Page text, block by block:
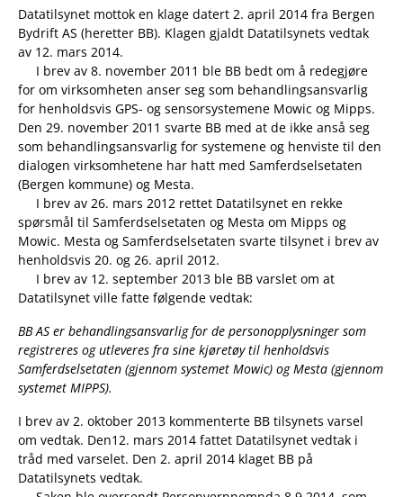
Datatilsynet mottok en klage datert 2. april 2014 fra Bergen
Bydrift AS (heretter BB). Klagen gjaldt Datatilsynets vedtak
av 12. mars 2014.
I brev av 8. november 2011 ble BB bedt om å redegjøre
for om virksomheten anser seg som behandlingsansvarlig
for henholdsvis GPS- og sensorsystemene Mowic og Mipps.
Den 29. november 2011 svarte BB med at de ikke anså seg
som behandlingsansvarlig for systemene og henviste til den
dialogen virksomhetene har hatt med Samferdselsetaten
(Bergen kommune) og Mesta.
I brev av 26. mars 2012 rettet Datatilsynet en rekke
spørsmål til Samferdselsetaten og Mesta om Mipps og
Mowic. Mesta og Samferdselsetaten svarte tilsynet i brev av
henholdsvis 20. og 26. april 2012.
I brev av 12. september 2013 ble BB varslet om at
Datatilsynet ville fatte følgende vedtak:
BB AS er behandlingsansvarlig for de personopplysninger som
registreres og utleveres fra sine kjøretøy til henholdsvis
Samferdselsetaten (gjennom systemet Mowic) og Mesta (gjennom
systemet MIPPS).
I brev av 2. oktober 2013 kommenterte BB tilsynets varsel
om vedtak. Den12. mars 2014 fattet Datatilsynet vedtak i
tråd med varselet. Den 2. april 2014 klaget BB på
Datatilsynets vedtak.